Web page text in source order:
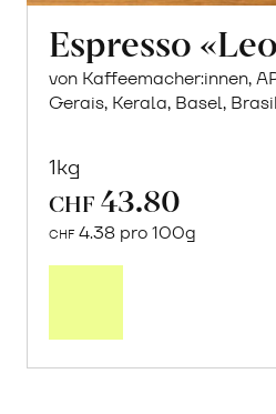
Espresso
von Kaffeemacher:innen,
Gerais, Kerala, Basel,
1kg
CHF 43.80
CHF 4.38 pro 100g